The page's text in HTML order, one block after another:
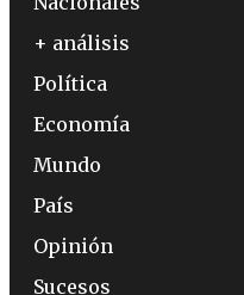
+ análisis
Política
Economía
Mundo
País
Opinión
Sucesos